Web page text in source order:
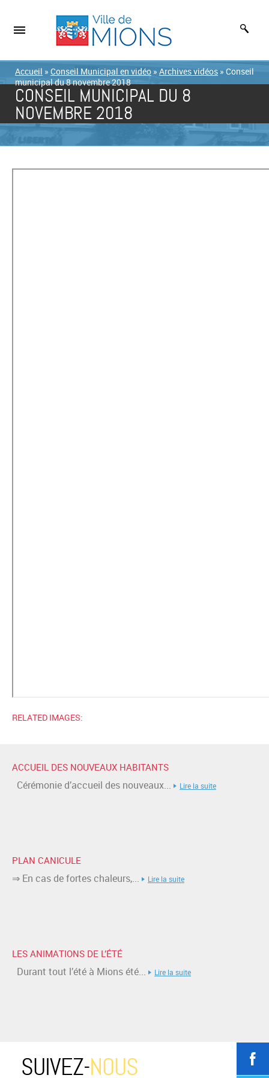
Accueil » Conseil Municipal en vidéo » Archives vidéos » Conseil
municipal du 8 novembre 2018
CONSEIL MUNICIPAL DU 8
NOVEMBRE 2018
RELATED IMAGES:
ACCUEIL DES NOUVEAUX HABITANTS
Cérémonie d’accueil des nouveaux... Lire la suite
PLAN CANICULE
⇒ En cas de fortes chaleurs,... Lire la suite
LES ANIMATIONS DE L’ÉTÉ
Durant tout l’été à Mions été... Lire la suite
SUIVEZ-NOUS